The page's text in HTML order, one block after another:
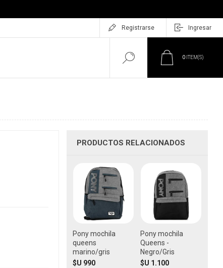
Registrarse Ingresar
0 ITEM(S)
PRODUCTOS RELACIONADOS
Pony mochila
queens
marino/gris
$U 990
Pony mochila
Queens -
Negro/Gris
$U 1.100